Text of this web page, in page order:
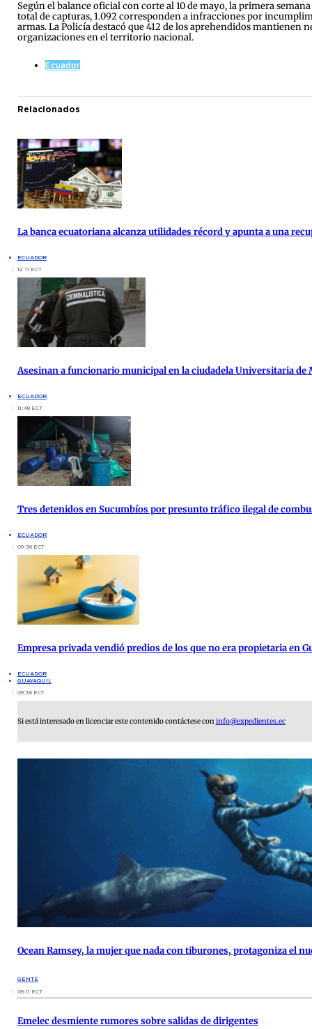
Según el balance oficial con corte al 10 de mayo, la primera
total de capturas, 1.092 corresponden a infracciones por
armas. La Policía destacó que 412 de los aprehendidos
organizaciones en el territorio nacional.
Ecuador
Relacionados
La banca ecuatoriana alcanza utilidades récord y apunta a una
ECUADOR
12:11 ECT
Asesinan a funcionario municipal en la ciudadela Universitaria de
ECUADOR
11:48 ECT
Tres detenidos en Sucumbíos por presunto tráfico ilegal de
ECUADOR
09:56 ECT
Empresa privada vendió predios de los que no era propietaria en
ECUADOR
GUAYAQUIL
09:36 ECT
Si está interesado en licenciar este contenido contáctese coninfo@expedientes.ec
Ocean Ramsey, la mujer que nada con tiburones, protagoniza el
GENTE
09:11 ECT
Emelec desmiente rumores sobre salidas de dirigentes